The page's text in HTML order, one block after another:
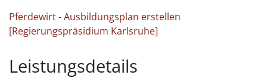
Pferdewirt - Ausbildungsplan erstellen
[Regierungspräsidium Karlsruhe]
Leistungsdetails